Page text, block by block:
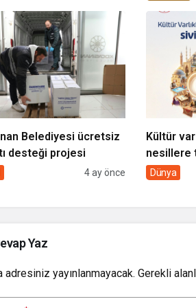
Belediyesi ücretsiz
desteği projesi
4 ay önce
Kültür
nesillere
Dünya
Yaz
adresiniz yayınlanmayacak. Gerekli